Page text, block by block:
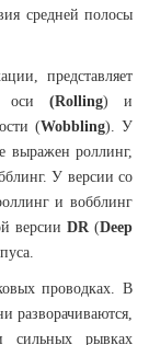
средней полосы
представляет
оси
(Rolling) и
(Wobbling). У
выражен роллинг,
У версии со
и вобблинг
версии DR (Deep
проводках. В
разворачиваются,
сильных рывках